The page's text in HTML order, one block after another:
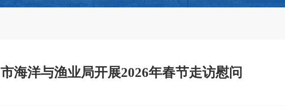
市海洋与渔业局开展2026年春节走访慰问